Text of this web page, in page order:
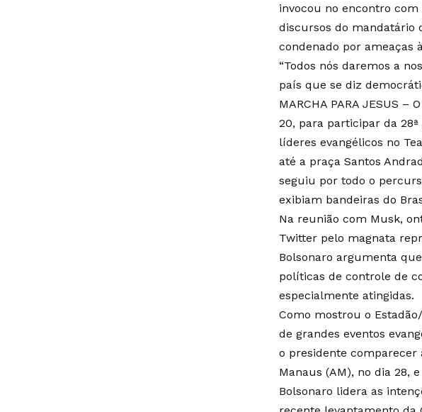
invocou no encontro
discursos do mandatário
condenado por ameaças
“Todos nós daremos a
país que se diz
MARCHA PARA JESUS
20, para participar da
líderes evangélicos no
até a praça Santos
seguiu por todo o
exibiam bandeiras do
Na reunião com Musk,
Twitter pelo magnata
Bolsonaro argumenta
políticas de controle de
especialmente atingidas.
Como mostrou o
de grandes eventos
o presidente comparecer
Manaus (AM), no dia 28,
Bolsonaro lidera as